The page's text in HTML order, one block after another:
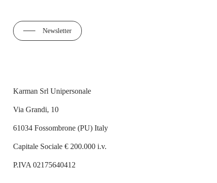
Newsletter
Karman Srl Unipersonale
Via Grandi, 10
61034 Fossombrone (PU) Italy
Capitale Sociale € 200.000 i.v.
P.IVA 02175640412